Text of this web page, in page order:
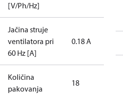
[V/Ph/Hz]
Jačina struje
ventilatora pri
60 Hz [A]
0.18 A
Količina
pakovanja
18